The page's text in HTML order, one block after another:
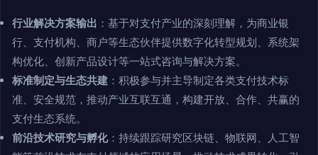
行业解决方案输出 ：基于对支付产业的深刻理解，为商业银
行、支付机构、商户等生态伙伴提供数字化转型规划、系统架
构优化、创新产品设计等一站式咨询与解决方案。
标准制定与生态共建 ：积极参与并主导制定各类支付技术标
准、安全规范，推动产业互联互通，构建开放、合作、共赢的
支付生态系统。
前沿技术研究与孵化：持续跟踪研究区块链、物联网、人工智